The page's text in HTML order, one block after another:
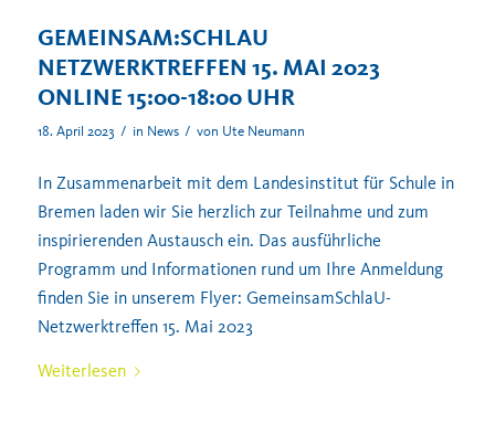
GEMEINSAM:SCHLAU
NETZWERKTREFFEN 15. MAI 2023
ONLINE 15:00-18:00 UHR
18. April 2023 / in News / von Ute Neumann
In Zusammenarbeit mit dem Landesinstitut für Schule in
Bremen laden wir Sie herzlich zur Teilnahme und zum
inspirierenden Austausch ein. Das ausführliche
Programm und Informationen rund um Ihre Anmeldung
finden Sie in unserem Flyer: GemeinsamSchlaU-
Netzwerktreffen 15. Mai 2023
Weiterlesen